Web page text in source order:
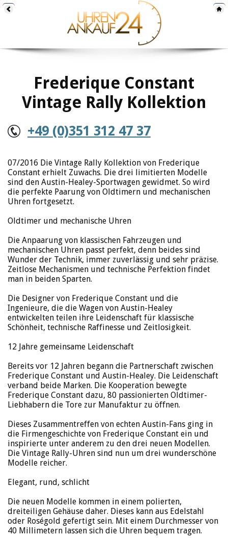
Frederique Constant
Vintage Rally Kollektion
+49 (0)351 312 47 37
07/2016 Die Vintage Rally Kollektion von Frederique
Constant erhielt Zuwachs. Die drei limitierten Modelle
sind den Austin-Healey-Sportwagen gewidmet. So wird
die perfekte Paarung von Oldtimern und mechanischen
Uhren fortgesetzt.
Oldtimer und mechanische Uhren
Die Anpaarung von klassischen Fahrzeugen und
mechanischen Uhren passt perfekt, denn beides sind
Wunder der Technik, immer zuverlässig und sehr präzise.
Zeitlose Mechanismen und technische Perfektion findet
man in beiden Sparten.
Die Designer von Frederique Constant und die
Ingenieure, die die Wagen von Austin-Healey
entwickelten teilen ihre Leidenschaft für klassische
Schönheit, technische Raffinesse und Zeitlosigkeit.
12 Jahre gemeinsame Leidenschaft
Bereits vor 12 Jahren begann die Partnerschaft zwischen
Frederique Constant und Austin-Healey. Die Leidenschaft
verband beide Marken. Die Kooperation bewegte
Frederique Constant dazu, 80 passionierten Oldtimer-
Liebhabern die Tore zur Manufaktur zu öffnen.
Dieses Zusammentreffen von echten Austin-Fans ging in
die Firmengeschichte von Frederique Constant ein und
inspirierte unter anderem zu den drei neuen Modellen.
Die Vintage Rally-Uhren sind nun um drei wunderschöne
Modelle reicher.
Elegant, rund, schlicht
Die neuen Modelle kommen in einem polierten,
dreiteiligen Gehäuse daher. Dieses kann aus Edelstahl
oder Roségold gefertigt sein. Mit einem Durchmesser von
40 Millimetern lassen sich die Uhren bequem tragen.